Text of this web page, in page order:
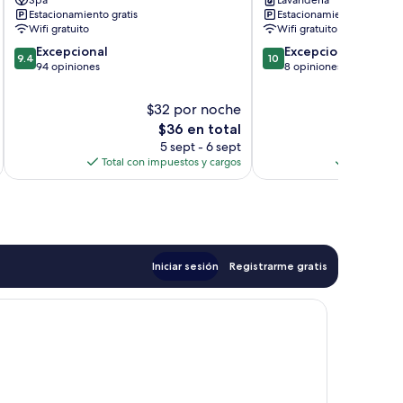
Estacionamiento gratis
Wifi gratuito
9.4
de
9.4 Excepcional
94 opiniones
$32 por noche
El
precio
actual
es
$36 en total
5 sept - 6 sept
Total con impuestos y cargos
Estacionamiento gratis
Wifi gratuito
10.0
de
10 Excepcional
8 opiniones
Iniciar sesión Registrarme gratis